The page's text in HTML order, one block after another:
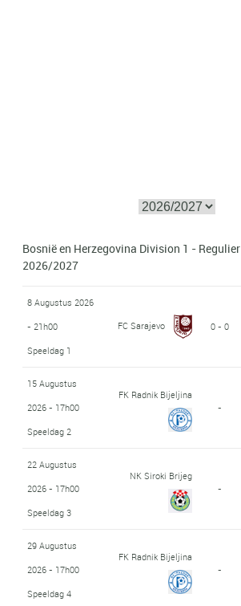
Bosnië en Herzegovina Division 1 -
2026/2027
8 Augustus 2026
- 21h00
Speeldag 1
FC Sarajevo 0 - 0
15 Augustus
2026 - 17h00
Speeldag 2
FK Radnik Bijeljina
-
22 Augustus
2026 - 17h00
Speeldag 3
NK Siroki Brijeg
-
29 Augustus
2026 - 17h00
Speeldag 4
FK Radnik Bijeljina
-